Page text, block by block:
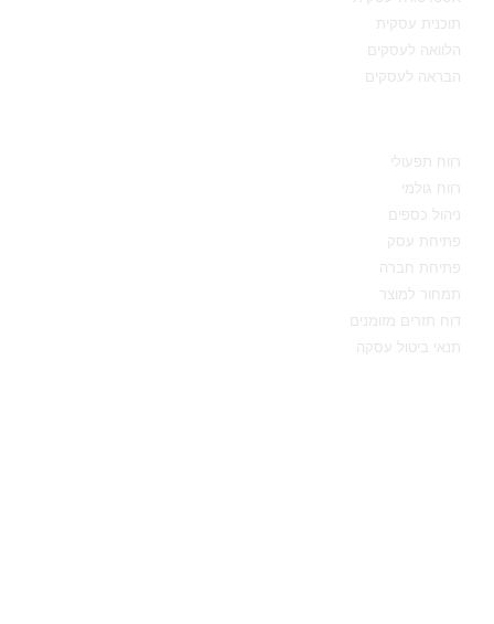
תוכנית עסקית
הלוואה לעסקים
הבראה לעסקים
רווח תפעולי
רווח גולמי
ניהול כספים
פתיחת עסק
פתיחת חברה
תמחור למוצר
דוח תזרים מזומנים
תנאי ביטול עסקה